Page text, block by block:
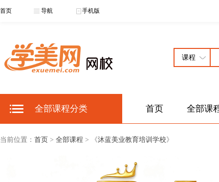
首页 导航 手机版
全部课程分类 首页 全部课
当前位置： 首页 > 全部课程 > 《沐蓝美业教育培训学校》